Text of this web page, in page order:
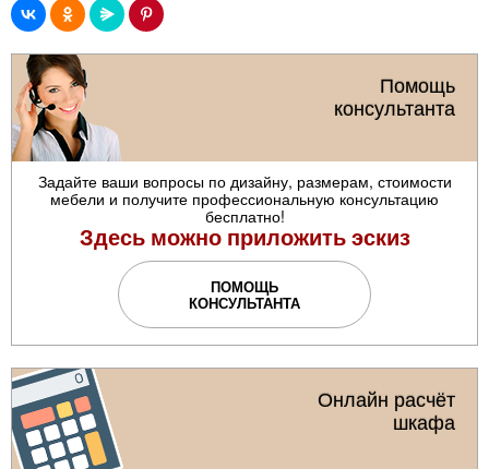
Помощь
консультанта
Задайте ваши вопросы по дизайну, размерам, стоимости
мебели и получите профессиональную консультацию
бесплатно!
Здесь можно приложить эскиз
ПОМОЩЬ
КОНСУЛЬТАНТА
Онлайн расчёт
шкафа